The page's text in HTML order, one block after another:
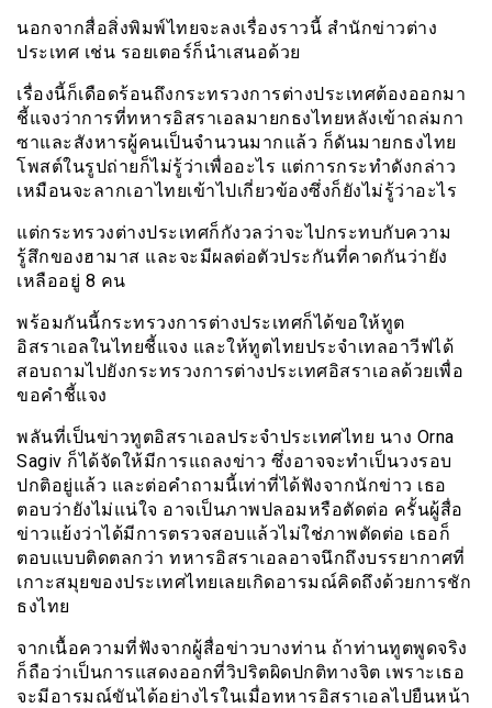
นอกจากสื่อสิ่งพิมพ์ไทยจะลงเรื่องราวนี้ สำนักข่าวต่าง
ประเทศ เช่น รอยเตอร์ก็นำเสนอด้วย
เรื่องนี้ก็เดือดร้อนถึงกระทรวงการต่างประเทศต้องออกมา
ชี้แจงว่าการที่ทหารอิสราเอลมายกธงไทยหลังเข้าถล่มกา
ซาและสังหารผู้คนเป็นจำนวนมากแล้ว ก็ดันมายกธงไทย
โพสต์ในรูปถ่ายก็ไม่รู้ว่าเพื่ออะไร แต่การกระทำดังกล่าว
เหมือนจะลากเอาไทยเข้าไปเกี่ยวข้องซึ่งก็ยังไม่รู้ว่าอะไร
แต่กระทรวงต่างประเทศก็กังวลว่าจะไปกระทบกับความ
รู้สึกของฮามาส และจะมีผลต่อตัวประกันที่คาดกันว่ายัง
เหลืออยู่ 8 คน
พร้อมกันนี้กระทรวงการต่างประเทศก็ได้ขอให้ทูต
อิสราเอลในไทยชี้แจง และให้ทูตไทยประจำเทลอาวีฟได้
สอบถามไปยังกระทรวงการต่างประเทศอิสราเอลด้วยเพื่อ
ขอคำชี้แจง
พลันที่เป็นข่าวทูตอิสราเอลประจำประเทศไทย นาง Orna
Sagiv ก็ได้จัดให้มีการแถลงข่าว ซึ่งอาจจะทำเป็นวงรอบ
ปกติอยู่แล้ว และต่อคำถามนี้เท่าที่ได้ฟังจากนักข่าว เธอ
ตอบว่ายังไม่แน่ใจ อาจเป็นภาพปลอมหรือตัดต่อ ครั้นผู้สื่อ
ข่าวแย้งว่าได้มีการตรวจสอบแล้วไม่ใช่ภาพตัดต่อ เธอก็
ตอบแบบติดตลกว่า ทหารอิสราเอลอาจนึกถึงบรรยากาศที่
เกาะสมุยของประเทศไทยเลยเกิดอารมณ์คิดถึงด้วยการชัก
ธงไทย
จากเนื้อความที่ฟังจากผู้สื่อข่าวบางท่าน ถ้าท่านทูตพูดจริง
ก็ถือว่าเป็นการแสดงออกที่วิปริตผิดปกติทางจิต เพราะเธอ
จะมีอารมณ์ขันได้อย่างไรในเมื่อทหารอิสราเอลไปยืนหน้า